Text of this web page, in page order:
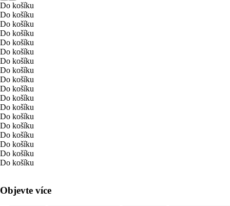
Do košíku
Do košíku
Do košíku
Do košíku
Do košíku
Do košíku
Do košíku
Do košíku
Do košíku
Do košíku
Do košíku
Do košíku
Do košíku
Do košíku
Do košíku
Do košíku
Do košíku
Do košíku
Objevte více